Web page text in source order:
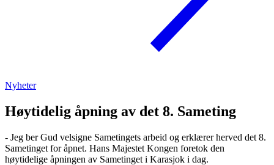
Nyheter
Høytidelig åpning av det 8. Sameting
- Jeg ber Gud velsigne Sametingets arbeid og erklærer herved det 8.
Sametinget for åpnet. Hans Majestet Kongen foretok den
høytidelige åpningen av Sametinget i Karasjok i dag.